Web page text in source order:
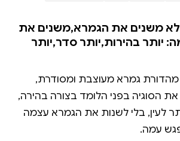
משנים את הגמרא,משנים את
יותר בהירות,יותר סדר,יותר
גמרא מעוצבת ומסודרת,
הסוגיה בפני הלומד בצורה בהירה,
לעין, בלי לשנות את הגמרא עצמה